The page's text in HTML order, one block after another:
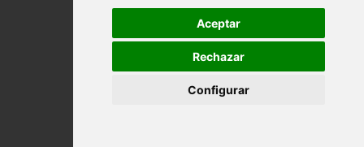
Aceptar
Rechazar
Configurar